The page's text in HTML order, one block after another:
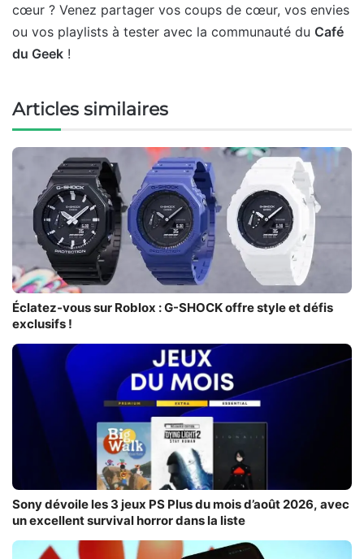
cœur ? Venez partager vos coups de cœur, vos envies
ou vos playlists à tester avec la communauté du Café
du Geek !
Articles similaires
Éclatez-vous sur Roblox : G-SHOCK offre style et défis
exclusifs !
Sony dévoile les 3 jeux PS Plus du mois d’août 2026, avec
un excellent survival horror dans la liste